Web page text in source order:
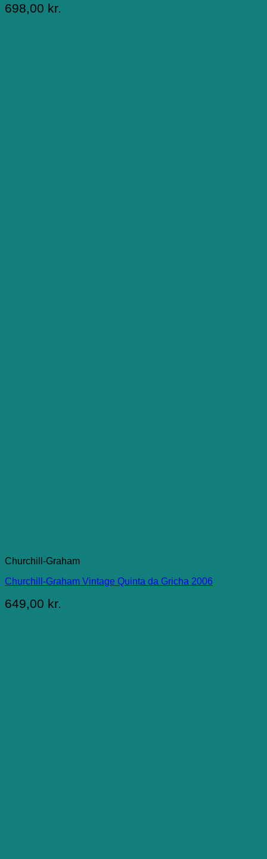
698,00 kr.
Churchill-Graham
Churchill-Graham Vintage Quinta da Gricha 2006
649,00 kr.